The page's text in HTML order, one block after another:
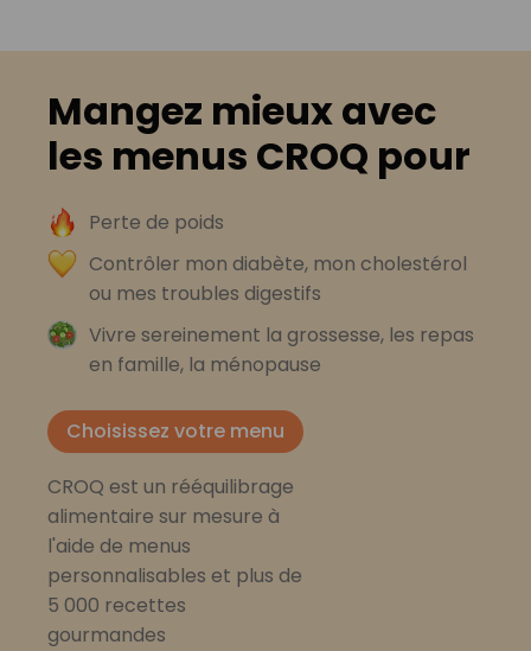
Mangez mieux avec
les menus CROQ pour
Perte de poids
Contrôler mon diabète, mon cholestérol
ou mes troubles digestifs
Vivre sereinement la grossesse, les repas
en famille, la ménopause
Choisissez votre menu
CROQ est un rééquilibrage
alimentaire sur mesure à
l'aide de menus
personnalisables et plus de
5 000 recettes
gourmandes